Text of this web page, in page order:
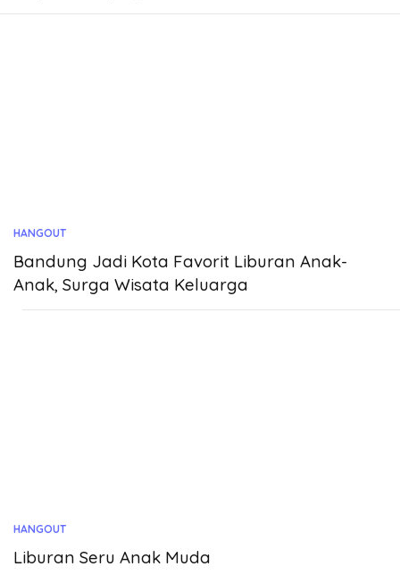
HANGOUT
Bandung Jadi Kota Favorit Liburan Anak-
Anak, Surga Wisata Keluarga
HANGOUT
Liburan Seru Anak Muda